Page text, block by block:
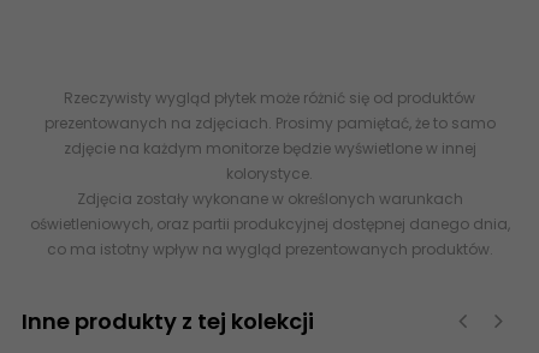
Rzeczywisty wygląd płytek może różnić się od produktów
prezentowanych na zdjęciach. Prosimy pamiętać, że to samo
zdjęcie na każdym monitorze będzie wyświetlone w innej
kolorystyce.
Zdjęcia zostały wykonane w określonych warunkach
oświetleniowych, oraz partii produkcyjnej dostępnej danego dnia,
co ma istotny wpływ na wygląd prezentowanych produktów.
Inne produkty z tej kolekcji